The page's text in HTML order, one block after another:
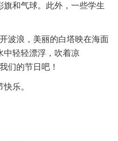
和气球。此外，一些学生
波浪，美丽的白塔映在海面
中轻轻漂浮，吹着凉
们的节日吧！
乐。